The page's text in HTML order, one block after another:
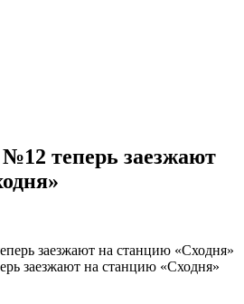
теперь заезжают
заезжают на станцию «Сходня»